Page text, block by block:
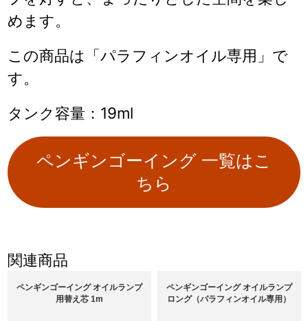
めます。
この商品は「パラフィンオイル専用」で
す。
タンク容量：19ml
ペンギンゴーイング 一覧はこ
ちら
関連商品
ペンギンゴーイング オイルランプ
用替え芯 1m
ペンギンゴーイング オイルランプ
ロング（パラフィンオイル専用）